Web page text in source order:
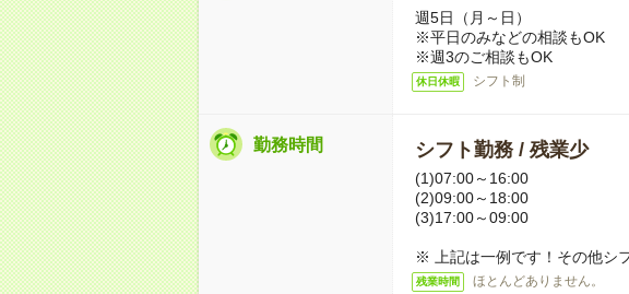
週5日（月～日）
※平日のみなどの相談もOK
※週3のご相談もOK
休日休暇 シフト制
勤務時間 シフト勤務 / 残業少
(1)07:00～16:00
(2)09:00～18:00
(3)17:00～09:00
※ 上記は一例です！その他シ
残業時間 ほとんどありません。